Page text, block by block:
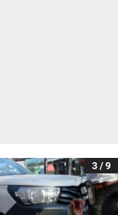
3 / 9